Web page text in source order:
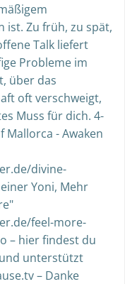
ist. Zu früh, zu spät,
Talk liefert
Probleme im
über das
oft verschweigt,
Muss für dich. 4-
Mallorca - Awaken
divine-
Yoni, Mehr
feel-more-
– hier findest du
unterstützt
– Danke